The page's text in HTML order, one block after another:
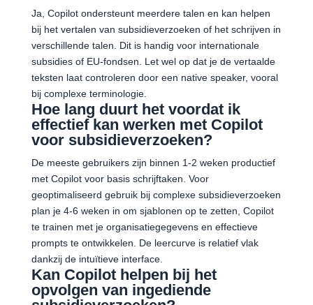
Ja, Copilot ondersteunt meerdere talen en kan helpen
bij het vertalen van subsidieverzoeken of het schrijven in
verschillende talen. Dit is handig voor internationale
subsidies of EU-fondsen. Let wel op dat je de vertaalde
teksten laat controleren door een native speaker, vooral
bij complexe terminologie.
Hoe lang duurt het voordat ik
effectief kan werken met Copilot
voor subsidieverzoeken?
De meeste gebruikers zijn binnen 1-2 weken productief
met Copilot voor basis schrijftaken. Voor
geoptimaliseerd gebruik bij complexe subsidieverzoeken
plan je 4-6 weken in om sjablonen op te zetten, Copilot
te trainen met je organisatiegegevens en effectieve
prompts te ontwikkelen. De leercurve is relatief vlak
dankzij de intuïtieve interface.
Kan Copilot helpen bij het
opvolgen van ingediende